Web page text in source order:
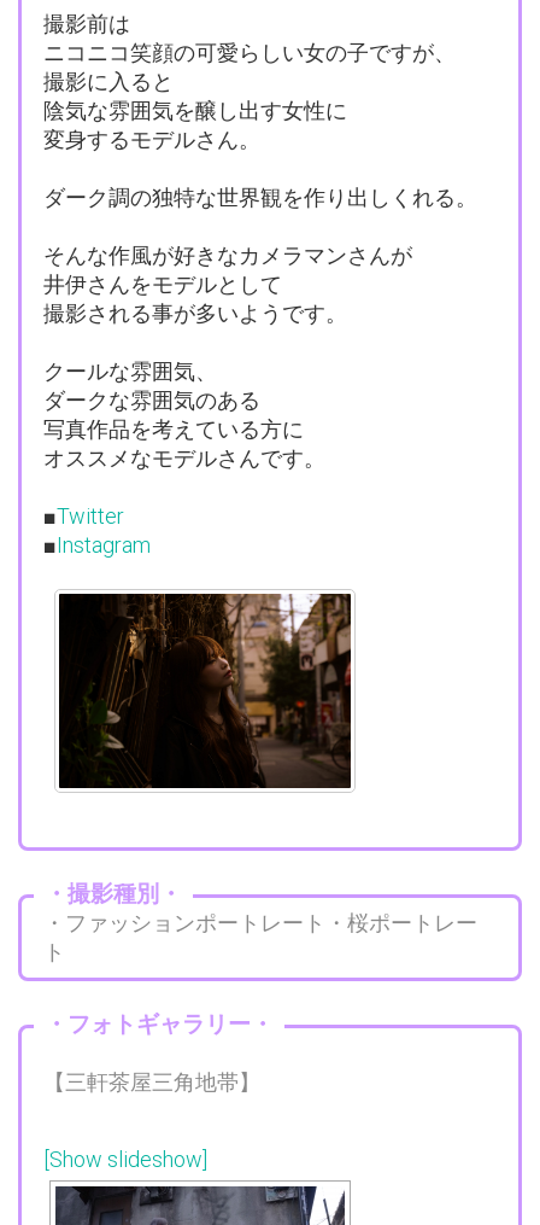
撮影前は
ニコニコ笑顔の可愛らしい女の子ですが、
撮影に入ると
陰気な雰囲気を醸し出す女性に
変身するモデルさん。
ダーク調の独特な世界観を作り出しくれる。
そんな作風が好きなカメラマンさんが
井伊さんをモデルとして
撮影される事が多いようです。
クールな雰囲気、
ダークな雰囲気のある
写真作品を考えている方に
オススメなモデルさんです。
■Twitter
■Instagram
・撮影種別・
・ファッションポートレート・桜ポートレー
ト
・フォトギャラリー・
【三軒茶屋三角地帯】
[Show slideshow]